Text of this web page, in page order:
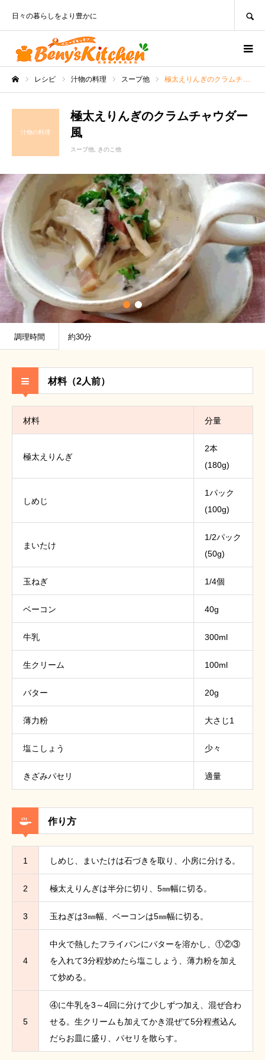
日々の暮らしをより豊かに
レシピ 汁物の料理 スープ他 極太えりんぎのクラムチャウダー風
汁物の料理
極太えりんぎのクラムチャウダー
風
スープ他 きのこ他
調理時間 約30分
材料（2人前）
材料 分量
極太えりんぎ
2本
(180g)
しめじ
1パック
(100g)
まいたけ
1/2パック
(50g)
玉ねぎ 1/4個
ベーコン 40g
牛乳 300ml
生クリーム 100ml
バター 20g
薄力粉 大さじ1
塩こしょう 少々
きざみパセリ 適量
作り方
1 しめじ、まいたけは石づきを取り、小房に分ける。
2 極太えりんぎは半分に切り、5㎜幅に切る。
3 玉ねぎは3㎜幅、ベーコンは5㎜幅に切る。
4
中火で熱したフライパンにバターを溶かし、①②③
を入れて3分程炒めたら塩こしょう、薄力粉を加え
て炒める。
5
④に牛乳を3～4回に分けて少しずつ加え、混ぜ合わ
せる。生クリームも加えてかき混ぜて5分程煮込ん
だらお皿に盛り、パセリを散らす。